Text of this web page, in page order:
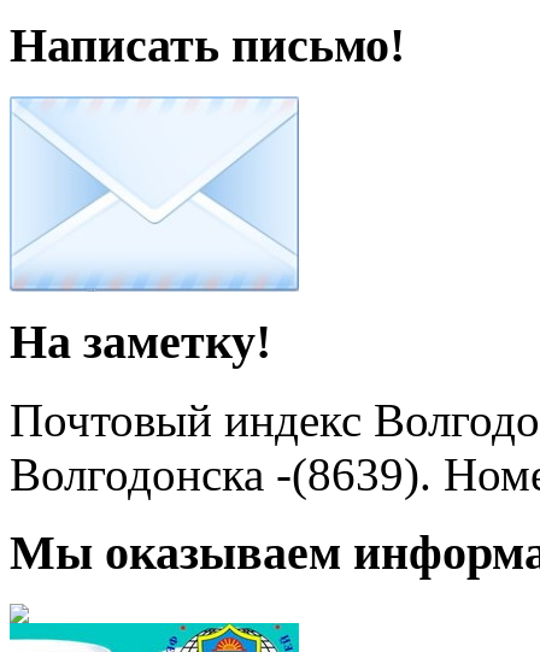
Написать письмо!
На заметку!
Почтовый индекс
Волгодонска -(8639).
Мы оказываем